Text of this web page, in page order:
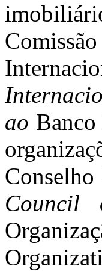
ao
Council